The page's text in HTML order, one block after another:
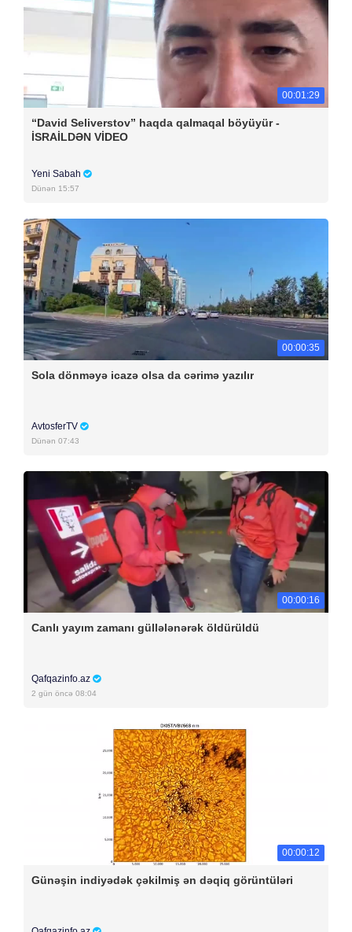
00:01:29
“David Seliverstov” haqda qalmaqal böyüyür -
İSRAİLDƏN VİDEO
Yeni Sabah
Dünən 15:57
00:00:35
Sola dönməyə icazə olsa da cərimə yazılır
AvtosferTV
Dünən 07:43
00:00:16
Canlı yayım zamanı güllələnərək öldürüldü
Qafqazinfo.az
2 gün öncə 08:04
00:00:12
Günəşin indiyədək çəkilmiş ən dəqiq görüntüləri